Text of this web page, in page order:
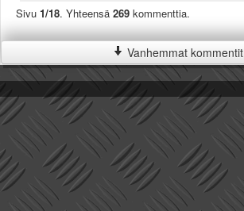
Sivu 1/18. Yhteensä 269 kommenttia.
Vanhemmat kommentit